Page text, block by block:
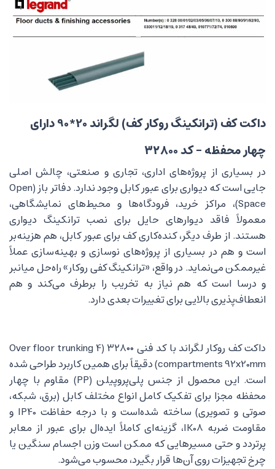
داکت کف (ترانکینگ روکار کف) لگراند 20*90 دارای
چهار محفظه – کد ۳۲۸۰۰
در بسیاری از پروژه‌های اداری، تجاری و صنعتی، چالش اصلی
جایی است که دیواری برای عبور کابل وجود ندارد. دفاتر باز (Open
Space)، مراکز خرید، فرودگاه‌ها و محیط‌های نمایشگاهی،
معمولاً فاقد دیوارهای حایل برای نصب ترانکینگ دیواری
هستند. از طرف دیگر، کنده‌کاری کف برای عبور کابل، هم هزینه‌بر
است و هم در بسیاری از پروژه‌های نوسازی و بهینه‌سازی عملاً
غیرممکن می‌نماید. در واقع، «ترانکینگ کفی روکار» راه‌حل میانبر
و درسا است که هم نیاز به تخریب را برطرف می‌کند و هم
انعطاف‌پذیری بالایی برای تغییرات بعدی دارد.
داکت کف روکار لگراند با کد فنی ۳۲۸۰۰ (Over floor trunking 4
compartments 92x20mm) دقیقاً برای همین کاربرد طراحی شده
است. این محصول از جنس پلی‌پروپیلن (PP) مقاوم با چهار
محفظه مجزا برای تفکیک کامل انواع مختلف کابل (برق، شبکه،
صوتی و تصویری) ساخته شده‌است و با درجه حفاظت IP40 و
مقاومت ضربه IK08، گزینه‌ای کاملاً ایده‌ال برای عبور از معابر
پرتردد و حتی مسیرهایی که ممکن است وزن اجسام سنگین یا
چرخ تجهیزات روی آن‌ها قرار بگیرد، محسوب می‌شود.